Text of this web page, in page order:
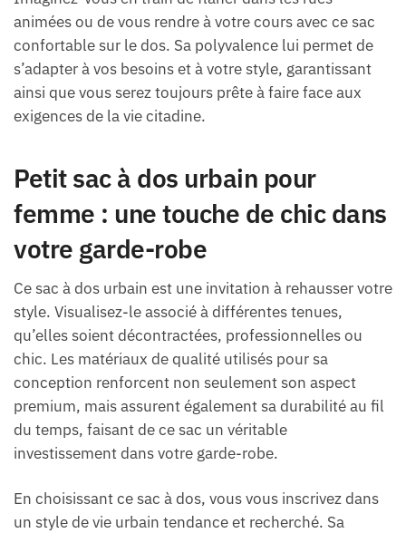
animées ou de vous rendre à votre cours avec ce sac
confortable sur le dos. Sa polyvalence lui permet de
s’adapter à vos besoins et à votre style, garantissant
ainsi que vous serez toujours prête à faire face aux
exigences de la vie citadine.
Petit sac à dos urbain pour
femme : une touche de chic dans
votre garde-robe
Ce sac à dos urbain est une invitation à rehausser votre
style. Visualisez-le associé à différentes tenues,
qu’elles soient décontractées, professionnelles ou
chic. Les matériaux de qualité utilisés pour sa
conception renforcent non seulement son aspect
premium, mais assurent également sa durabilité au fil
du temps, faisant de ce sac un véritable
investissement dans votre garde-robe.
En choisissant ce sac à dos, vous vous inscrivez dans
un style de vie urbain tendance et recherché. Sa